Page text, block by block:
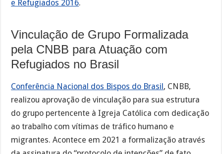
e Refugiados 2016.
Vinculação de Grupo Formalizada
pela CNBB para Atuação com
Refugiados no Brasil
Conferência Nacional dos Bispos do Brasil, CNBB,
realizou aprovação de vinculação para sua estrutura
do grupo pertencente à Igreja Católica com dedicação
ao trabalho com vítimas de tráfico humano e
migrantes. Acontece em 2021 a formalização através